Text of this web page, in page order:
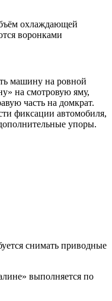
охлаждающей
воронками
машину на ровной
на смотровую яму,
часть на домкрат.
фиксации автомобиля,
упоры.
снимать приводные
выполняется по